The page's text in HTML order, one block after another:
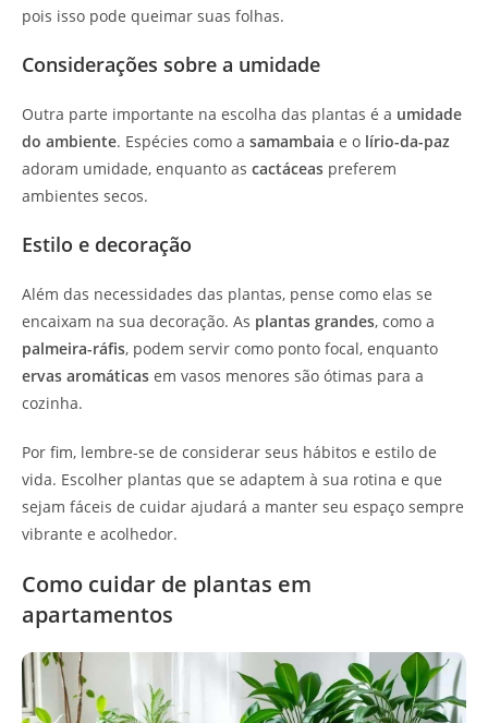
pois isso pode queimar suas folhas.
Considerações sobre a umidade
Outra parte importante na escolha das plantas é a umidade
do ambiente. Espécies como a samambaia e o lírio-da-paz
adoram umidade, enquanto as cactáceas preferem
ambientes secos.
Estilo e decoração
Além das necessidades das plantas, pense como elas se
encaixam na sua decoração. As plantas grandes, como a
palmeira-ráfis, podem servir como ponto focal, enquanto
ervas aromáticas em vasos menores são ótimas para a
cozinha.
Por fim, lembre-se de considerar seus hábitos e estilo de
vida. Escolher plantas que se adaptem à sua rotina e que
sejam fáceis de cuidar ajudará a manter seu espaço sempre
vibrante e acolhedor.
Como cuidar de plantas em
apartamentos